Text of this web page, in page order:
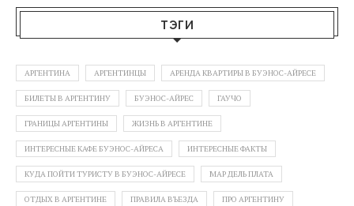
ТЭГИ
АРГЕНТИНА АРГЕНТИНЦЫ АРЕНДА КВАРТИРЫ В БУЭНОС-АЙРЕСЕ
БИЛЕТЫ В АРГЕНТИНУ БУЭНОС-АЙРЕС ГАУЧО
ГРАНИЦЫ АРГЕНТИНЫ ЖИЗНЬ В АРГЕНТИНЕ
ИНТЕРЕСНЫЕ КАФЕ БУЭНОС-АЙРЕСА ИНТЕРЕСНЫЕ ФАКТЫ
КУДА ПОЙТИ ТУРИСТУ В БУЭНОС-АЙРЕСЕ МАР ДЕЛЬ ПЛАТА
ОТДЫХ В АРГЕНТИНЕ ПРАВИЛА ВЪЕЗДА ПРО АРГЕНТИНУ